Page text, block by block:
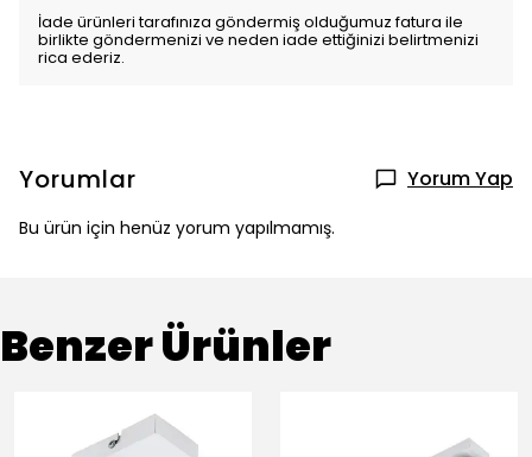
İade ürünleri tarafınıza göndermiş olduğumuz fatura ile
birlikte göndermenizi ve neden iade ettiğinizi belirtmenizi
rica ederiz.
Yorumlar Yorum Yap
Bu ürün için henüz yorum yapılmamış.
Benzer Ürünler